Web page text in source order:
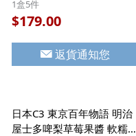
本市集】
1盒5件
$179.00
返貨通知您
日本C3 東京百年物語 明治
屋士多啤梨草莓果醬 軟糯曲